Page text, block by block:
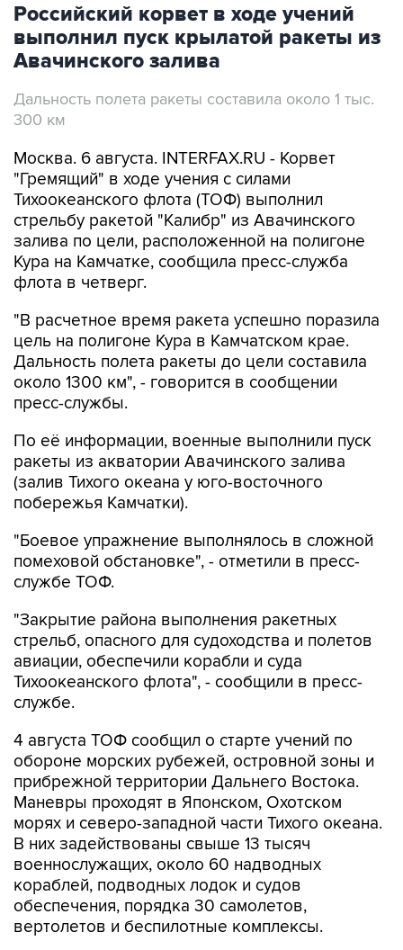
Российский корвет в ходе учений
выполнил пуск крылатой ракеты из
Авачинского залива
Дальность полета ракеты составила около 1 тыс.
300 км
Москва. 6 августа. INTERFAX.RU - Корвет
"Гремящий" в ходе учения с силами
Тихоокеанского флота (ТОФ) выполнил
стрельбу ракетой "Калибр" из Авачинского
залива по цели, расположенной на полигоне
Кура на Камчатке, сообщила пресс-служба
флота в четверг.
"В расчетное время ракета успешно поразила
цель на полигоне Кура в Камчатском крае.
Дальность полета ракеты до цели составила
около 1300 км", - говорится в сообщении
пресс-службы.
По её информации, военные выполнили пуск
ракеты из акватории Авачинского залива
(залив Тихого океана у юго-восточного
побережья Камчатки).
"Боевое упражнение выполнялось в сложной
помеховой обстановке", - отметили в пресс-
службе ТОФ.
"Закрытие района выполнения ракетных
стрельб, опасного для судоходства и полетов
авиации, обеспечили корабли и суда
Тихоокеанского флота", - сообщили в пресс-
службе.
4 августа ТОФ сообщил о старте учений по
обороне морских рубежей, островной зоны и
прибрежной территории Дальнего Востока.
Маневры проходят в Японском, Охотском
морях и северо-западной части Тихого океана.
В них задействованы свыше 13 тысяч
военнослужащих, около 60 надводных
кораблей, подводных лодок и судов
обеспечения, порядка 30 самолетов,
вертолетов и беспилотные комплексы.